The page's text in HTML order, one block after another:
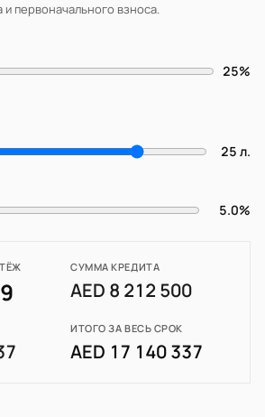
и первоначального взноса.
25%
25 л.
5.0%
СУММА КРЕДИТА
AED 8 212 500
ИТОГО ЗА ВЕСЬ СРОК
AED 17 140 337